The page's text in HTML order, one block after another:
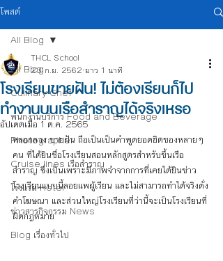
โพสต์
All Blog
Culinary Chef
พนักงานบริการ Food and Beverage
Photographer
Cruise lines เรือสำราญ
โรงแรม Hotel
ข่าวสารกิจกรรม News
Blog เรื่องทั่วไป
All Blog
โรงเรียนขายฝัน! ไม่ต้องเรียนก็ไป
ทำงานบนเรือสำราญได้จริงเหรอ
THCL School
23 ก.ย. 2562 ยาว 1 นาที
อัปเดตเมื่อ 1 ต.ค. 2565
หลอกลวง ขายฝัน ถือเป็นเป็นคำพูดยอดฮิตของหลายๆ
คน ที่ได้ยินชื่อโรงเรียนสอนหลักสูตรสำหรับขึ้นเรือ
สำราญ ซึ่งเป็นเพราะมีภาพจำจากการที่เคยได้ยินข่าว
โรงเรียนแบบนี้ลอยแพผู้เรียน และไม่สามารถทำได้จริงดั่ง
คำโฆษณา และส่วนใหญ่โรงเรียนที่ว่านี้จะเป็นโรงเรียนที่
ผิดกฎหมาย